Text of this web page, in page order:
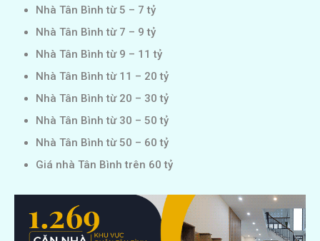
Nhà Tân Bình từ 5 – 7 tỷ
Nhà Tân Bình từ 7 – 9 tỷ
Nhà Tân Bình từ 9 – 11 tỷ
Nhà Tân Bình từ 11 – 20 tỷ
Nhà Tân Bình từ 20 – 30 tỷ
Nhà Tân Bình từ 30 – 50 tỷ
Nhà Tân Bình từ 50 – 60 tỷ
Giá nhà Tân Bình trên 60 tỷ